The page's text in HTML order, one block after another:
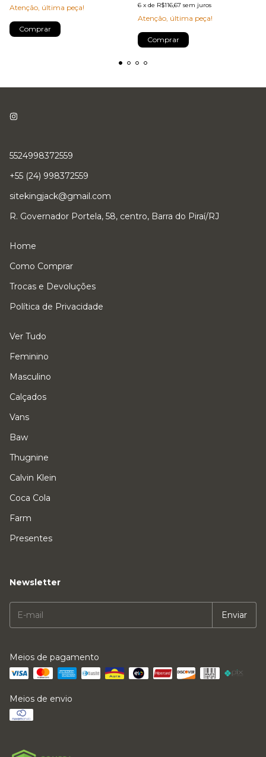
Atenção, última peça!
Comprar
6 x de R$116,67 sem juros
Atenção, última peça!
Comprar
5524998372559
+55 (24) 998372559
sitekingjack@gmail.com
R. Governador Portela, 58, centro, Barra do Piraí/RJ
Home
Como Comprar
Trocas e Devoluções
Política de Privacidade
Ver Tudo
Feminino
Masculino
Calçados
Vans
Baw
Thugnine
Calvin Klein
Coca Cola
Farm
Presentes
Newsletter
Meios de pagamento
Meios de envio